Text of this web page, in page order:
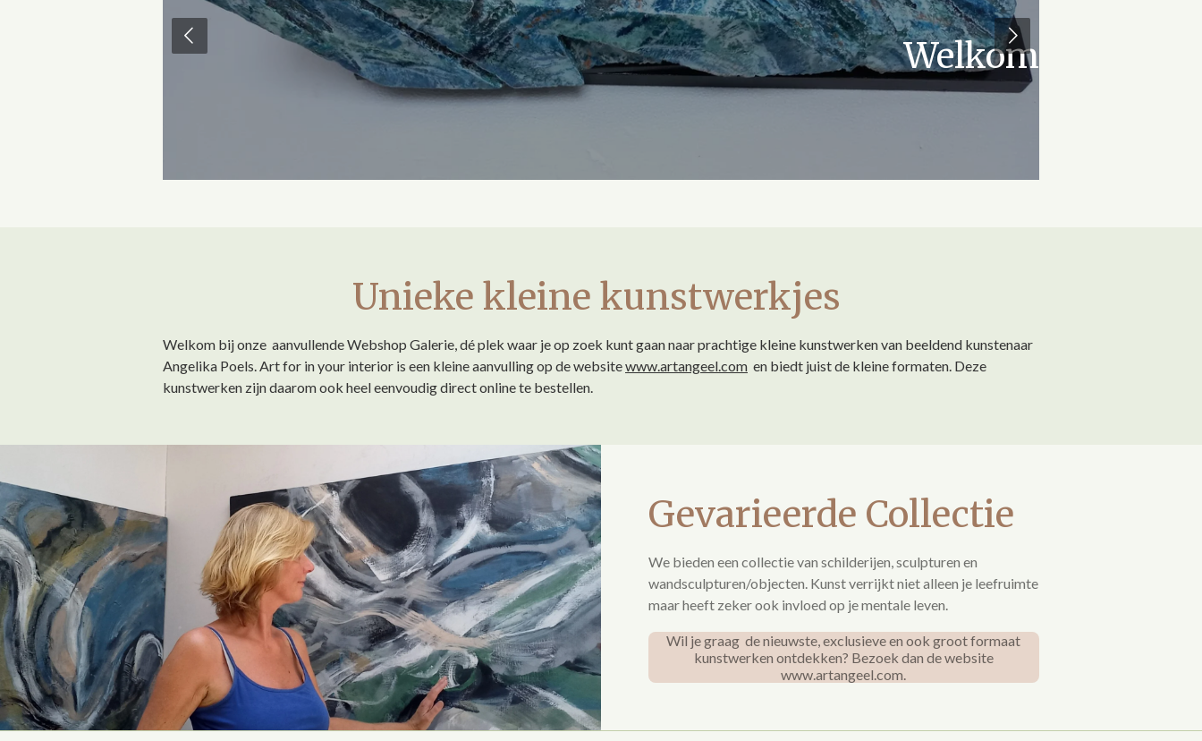
Welkom
Unieke kleine kunstwerkjes
Welkom bij onze aanvullende Webshop Galerie, dé plek waar je op zoek kunt gaan naar prachtige kleine kunstwerken van beeldend kunstenaar
Angelika Poels. Art for in your interior is een kleine aanvulling op de websitewww.artangeel.com en biedt juist de kleine formaten. Deze
kunstwerken zijn daarom ook heel eenvoudig direct online te bestellen.
Gevarieerde Collectie
We bieden een collectie van schilderijen, sculpturen en
wandsculpturen/objecten. Kunst verrijkt niet alleen je leefruimte
maar heeft zeker ook invloed op je mentale leven.
Wil je graag de nieuwste, exclusieve en ook groot formaat
kunstwerken ontdekken? Bezoek dan de website
www.artangeel.com.